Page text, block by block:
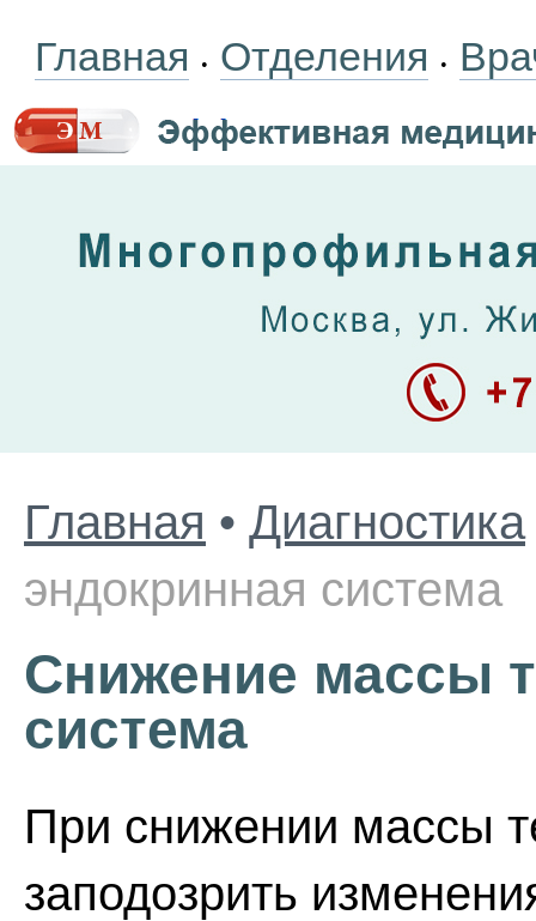
Главная • Отделения •
Главная • Диагностика
эндокринная система
Снижение массы
система
При снижении массы
заподозрить